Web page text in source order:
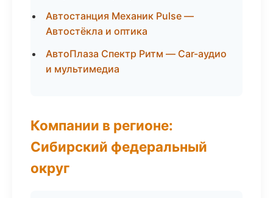
Автостанция Механик Pulse —
Автостёкла и оптика
АвтоПлаза Спектр Ритм — Car-аудио
и мультимедиа
Компании в регионе:
Сибирский федеральный
округ